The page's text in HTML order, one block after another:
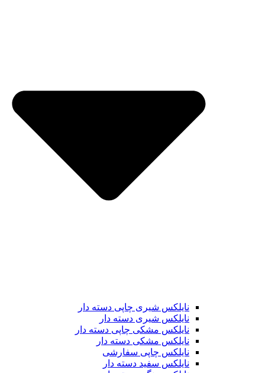
نایلکس شیری چاپی دسته دار
نایلکس شیری دسته دار
نایلکس مشکی چاپی دسته دار
نایلکس مشکی دسته دار
نایلکس چاپی سفارشی
نایلکس سفید دسته دار